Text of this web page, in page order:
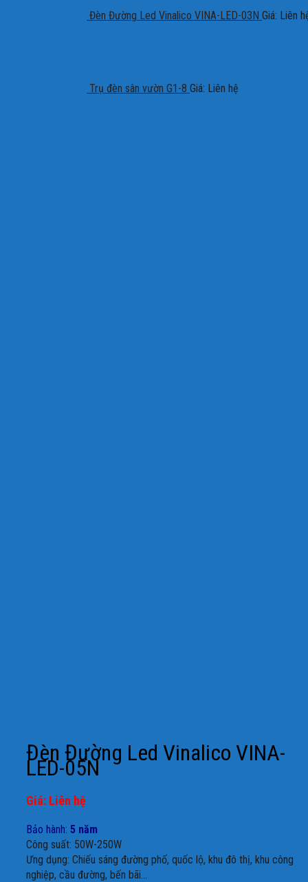
Đèn Đường Led Vinalico VINA-LED-03N Giá: Liên
Trụ đèn sân vườn G1-8 Giá: Liên hệ
Đèn Đường Led Vinalico VINA-
LED-05N
Giá: Liên hệ
Bảo hành: 5 năm
Công suất: 50W-250W
Ưng dụng: Chiếu sáng đường phố, quốc lộ, khu đô thị, khu công
nghiệp, cầu đường, bến bãi…